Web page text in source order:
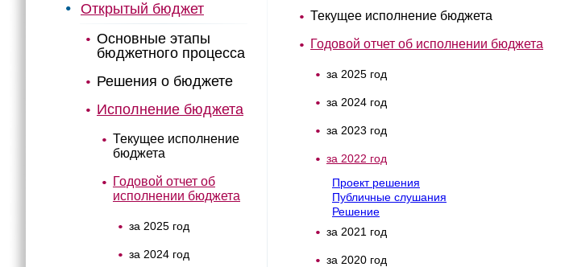
Открытый бюджет
Основные этапы
бюджетного процесса
Решения о бюджете
Исполнение бюджета
Текущее исполнение
бюджета
Годовой отчет об
исполнении бюджета
за 2025 год
за 2024 год
Текущее исполнение бюджета
Годовой отчет об исполнении бюджета
за 2025 год
за 2024 год
за 2023 год
за 2022 год
Проект решения
Публичные слушания
Решение
за 2021 год
за 2020 год